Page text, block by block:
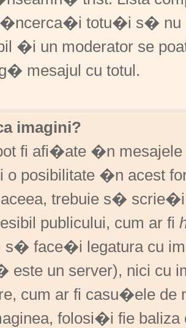
�ncerca�i totu�i s� nu
�i un moderator se
mesajul cu totul.
imagini?
fi afi�ate �n
posibilitate �n acest
aceea, trebuie s�
publicului, cum ar fi
face�i legatura cu
este un server), nici cu
cum ar fi casu�ele de
folosi�i fie baliza